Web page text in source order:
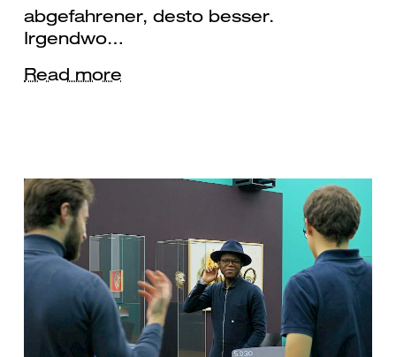
abgefahrener, desto besser.
Irgendwo…
Read more